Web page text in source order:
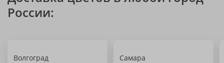
России:
Волгоград Самара